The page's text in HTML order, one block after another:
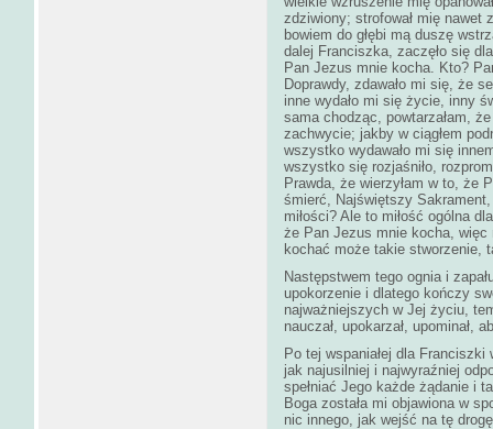
zdziwiony; strofował mię nawet
bowiem do głębi mą duszę
dalej Franciszka, zaczęło się
Pan Jezus mnie kocha. Kto?
Doprawdy, zdawało mi się, że
inne wydało mi się życie, inny
sama chodząc, powtarzałam,
zachwycie; jakby w ciągłem
wszystko wydawało mi się
wszystko się rozjaśniło,
Prawda, że wierzyłam w to, że
śmierć, Najświętszy
miłości? Ale to miłość ogólna
że Pan Jezus mnie kocha,
kochać może takie stworzenie,
Następstwem tego ognia i
upokorzenie i dlatego kończy
najważniejszych w Jej życiu,
nauczał, upokarzał, upominał,
Po tej wspaniałej dla
jak najusilniej i najwyraźniej
spełniać Jego każde żądanie i
Boga została mi objawiona w
nic innego, jak wejść na tę